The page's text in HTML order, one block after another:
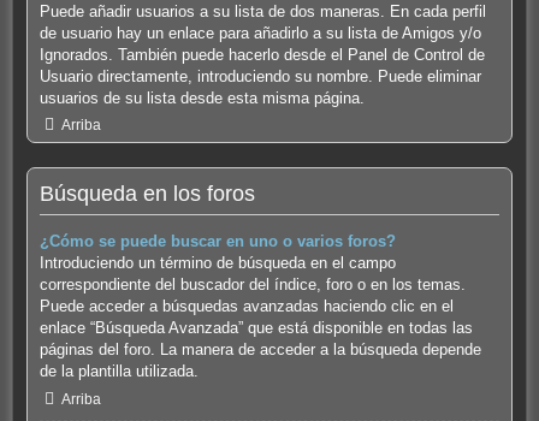
Puede añadir usuarios a su lista de dos maneras. En cada perfil
de usuario hay un enlace para añadirlo a su lista de Amigos y/o
Ignorados. También puede hacerlo desde el Panel de Control de
Usuario directamente, introduciendo su nombre. Puede eliminar
usuarios de su lista desde esta misma página.
Arriba
Búsqueda en los foros
¿Cómo se puede buscar en uno o varios foros?
Introduciendo un término de búsqueda en el campo
correspondiente del buscador del índice, foro o en los temas.
Puede acceder a búsquedas avanzadas haciendo clic en el
enlace “Búsqueda Avanzada” que está disponible en todas las
páginas del foro. La manera de acceder a la búsqueda depende
de la plantilla utilizada.
Arriba